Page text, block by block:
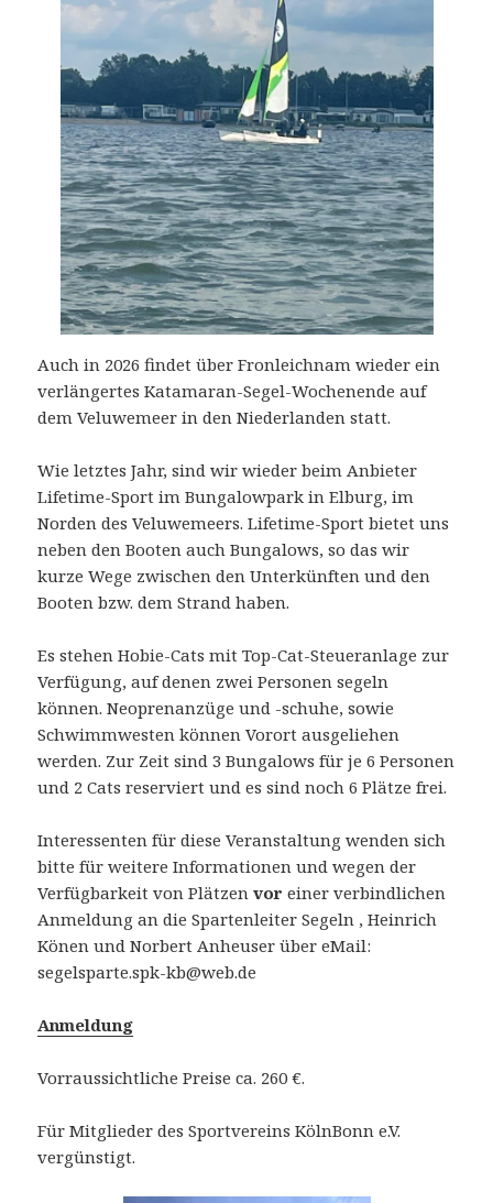
Auch in 2026 findet über Fronleichnam wieder ein
verlängertes Katamaran-Segel-Wochenende auf
dem Veluwemeer in den Niederlanden statt.
Wie letztes Jahr, sind wir wieder beim Anbieter
Lifetime-Sport im Bungalowpark in Elburg, im
Norden des Veluwemeers. Lifetime-Sport bietet uns
neben den Booten auch Bungalows, so das wir
kurze Wege zwischen den Unterkünften und den
Booten bzw. dem Strand haben.
Es stehen Hobie-Cats mit Top-Cat-Steueranlage zur
Verfügung, auf denen zwei Personen segeln
können. Neoprenanzüge und -schuhe, sowie
Schwimmwesten können Vorort ausgeliehen
werden. Zur Zeit sind 3 Bungalows für je 6 Personen
und 2 Cats reserviert und es sind noch 6 Plätze frei.
Interessenten für diese Veranstaltung wenden sich
bitte für weitere Informationen und wegen der
Verfügbarkeit von Plätzenvor einer verbindlichen
Anmeldung an die Spartenleiter Segeln , Heinrich
Könen und Norbert Anheuser über eMail:
segelsparte.spk-kb@web.de
Anmeldung
Vorraussichtliche Preise ca. 260 €.
Für Mitglieder des Sportvereins KölnBonn e.V.
vergünstigt.